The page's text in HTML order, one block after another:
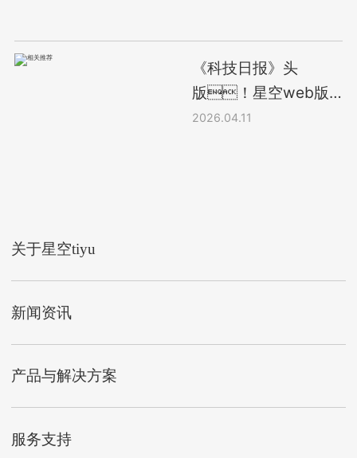
《科技日报》头
版！星空web版
登录入口 - 星空(中
2026.04.11
关于星空tiyu
新闻资讯
产品与解决方案
服务支持